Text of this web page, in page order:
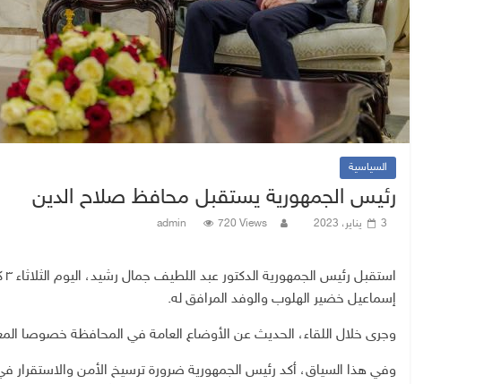
السياسية
رئيس الجمهورية يستقبل محافظ صلاح الدين
3 يناير، 2023 admin 720 Views
استقبل رئيس الجمهورية الدكتور عبد اللطيف جمال رشيد، اليوم الثلاثاء ٣
إسماعيل خضير الهلوب والوفد المرافق له.
وجرى خلال اللقاء، الحديث عن الأوضاع العامة في المحافظة خصوصا
وفي هذا السياق، أكد رئيس الجمهورية ضرورة ترسيخ الأمن والاستقرار